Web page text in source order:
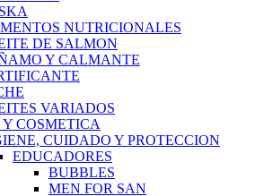
NUTRICIONALES
DE SALMON
Y CALMANTE
VARIADOS
COSMETICA
CUIDADO Y PROTECCION
EDUCADORES
BUBBLES
MEN FOR SAN